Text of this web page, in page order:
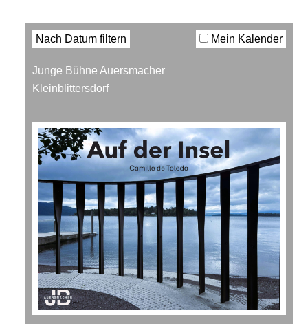
Nach Datum filtern Mein Kalender
Junge Bühne Auersmacher
Kleinblittersdorf